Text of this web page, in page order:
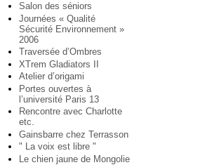
Salon des séniors
Journées « Qualité
Sécurité Environnement »
2006
Traversée d’Ombres
XTrem Gladiators II
Atelier d’origami
Portes ouvertes à
l’université Paris 13
Rencontre avec Charlotte
etc.
Gainsbarre chez Terrasson
" La voix est libre "
Le chien jaune de Mongolie